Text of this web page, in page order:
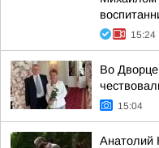
15:24
Во
15:04
Анатолий